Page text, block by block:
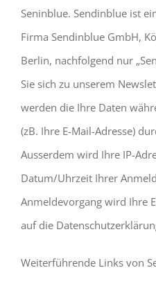
Seninblue. Sendinblue ist
Firma Sendinblue GmbH,
Berlin, nachfolgend nur
Sie sich zu unserem
werden die Ihre Daten
(zB. Ihre E-Mail-Adresse)
Ausserdem wird Ihre IP-
Datum/Uhrzeit Ihrer
Anmeldevorgang wird Ihre
auf die
Weiterführende Links von